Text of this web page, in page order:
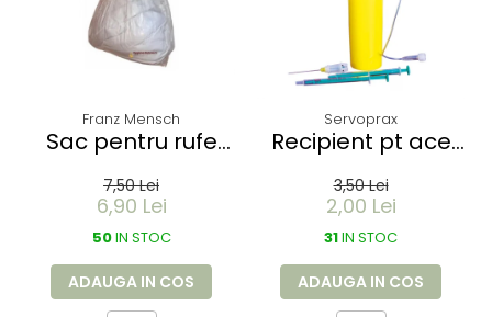
Franz Mensch
Sac pentru rufe
dizolvabil in apa -
60 litri - 66x84 cm
/ 17 my
7,50 Lei
6,90 Lei
50IN STOC
ADAUGA IN COS
Servoprax
Recipient pt ace
de buzunar 150 ml
3,50 Lei
2,00 Lei
31IN STOC
ADAUGA IN COS